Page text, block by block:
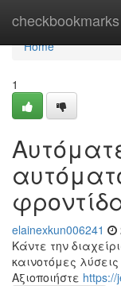
checkbookmarks
Home
Home
1
elainexkun006241
Κάντε την
καινοτόμες
Αξιοποιήστε https://